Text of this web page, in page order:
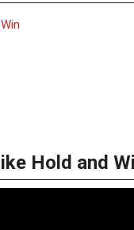
Hold and